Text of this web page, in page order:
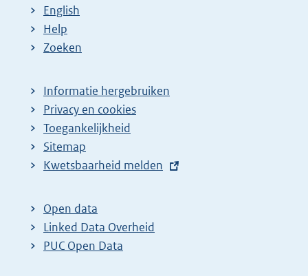
English
Help
Zoeken
Informatie hergebruiken
Privacy en cookies
Toegankelijkheid
Sitemap
E
t
e
r
Kwetsbaarheid melden
Open data
Linked Data Overheid
PUC Open Data